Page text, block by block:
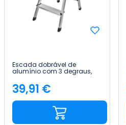
Escada dobrável de
alumínio com 3 degraus,
prateada, 59 x 39 x 60 cm
7house
Preço
39,91 €